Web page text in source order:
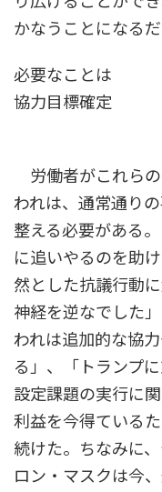
かなうことになるだ
必要なことは
協力目標確定
労働者がこれら
われは、通常通り
整える必要がある
に追いやるのを助
然とした抗議行動
神経を逆なでした
われは追加的な協
る」、「トランプ
設定課題の実行に
利益を今得ている
続けた。ちなみに
ロン・マスクは今